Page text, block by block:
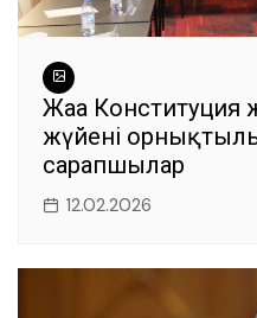
Жаңа
жүйенің
сарапшылар
12.02.2026